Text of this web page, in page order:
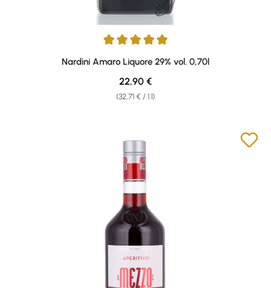
Average rating of 5 out of 5 stars
Nardini Amaro Liquore 29% vol. 0,70l
(32,71 € / 1 l)
Regular price:
22,90 €